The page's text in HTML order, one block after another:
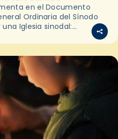
en el Documento
Ordinaria del Sínodo
Iglesia sinodal: